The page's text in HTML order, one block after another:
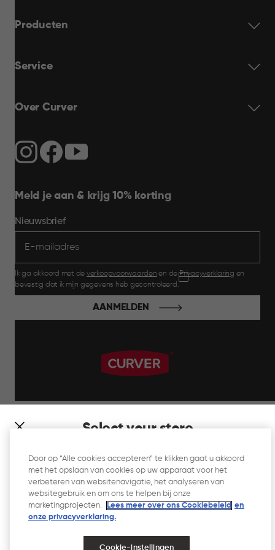
Select your store
which store would you like to shop?
Producten
Service
Over Curver
Meld je aan & krijg 10% korting
Nieuwsbrief
Ik ga akkoord met de verkoopvoorwaarden en dePrivacyverklaring en
bevestig dat ik mijn gegevens heb gecontroleerd.
AANMELDEN
Website Gebruiksvoorwaarden
Privacyverklaring
Cookiebeleid
Door op “Alle cookies accepteren” te klikken gaat u akkoord
met het opslaan van cookies op uw apparaat voor het
verbeteren van websitenavigatie, het analyseren van
websitegebruik en om ons te helpen bij onze
marketingprojecten.
Lees meer over ons Cookiebeleid en
onze privacyverklaring.​
Cookie-instellingen